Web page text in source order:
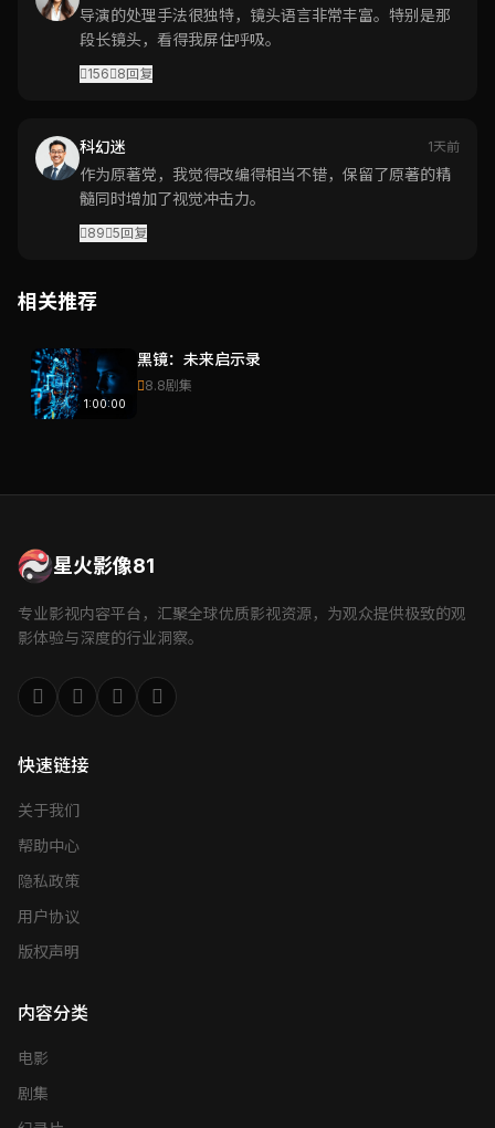
导演的处理手法很独特，镜头语言非常丰富。特别是那
段长镜头，看得我屏住呼吸。
156 8回复
科幻迷 1天前
作为原著党，我觉得改编得相当不错，保留了原著的精
髓同时增加了视觉冲击力。
89 5回复
相关推荐
1:00:00
黑镜：未来启示录
8.8剧集
星火影像81
专业影视内容平台，汇聚全球优质影视资源，为观众提供极致的观
影体验与深度的行业洞察。
快速链接
关于我们
帮助中心
隐私政策
用户协议
版权声明
内容分类
电影
剧集